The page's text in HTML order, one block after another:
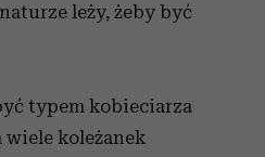
leży, żeby być
typem kobieciarza
koleżanek